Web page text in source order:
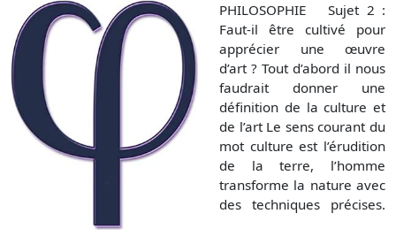
PHILOSOPHIE Sujet 2 :
Faut-il être cultivé pour
apprécier une œuvre
d’art ? Tout d’abord il nous
faudrait donner une
définition de la culture et
de l’art Le sens courant du
mot culture est l’érudition
de la terre, l’homme
transforme la nature avec
des techniques précises.